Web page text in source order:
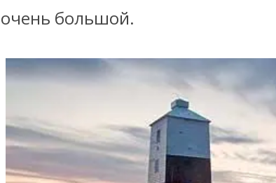
очень большой.